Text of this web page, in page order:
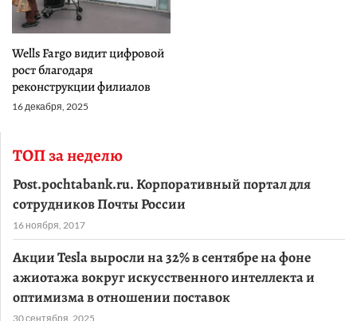
Wells Fargo видит цифровой
рост благодаря
реконструкции филиалов
16 декабря, 2025
ТОП за неделю
Post.pochtabank.ru. Корпоративный портал для
сотрудников Почты России
16 ноября, 2017
Акции Tesla выросли на 32% в сентябре на фоне
ажиотажа вокруг искусственного интеллекта и
оптимизма в отношении поставок
30 сентября, 2025